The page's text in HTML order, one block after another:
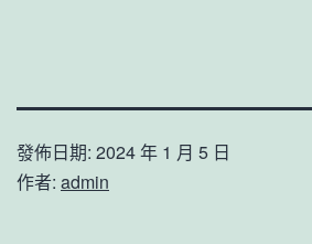
發佈日期: 2024 年 1 月 5 日
作者: admin